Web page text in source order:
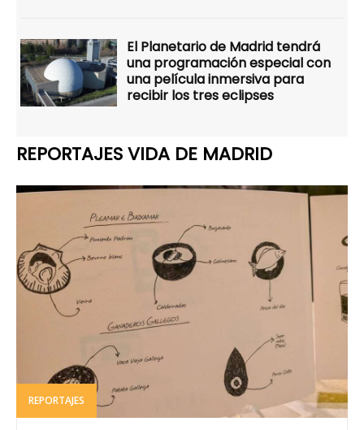
El Planetario de Madrid tendrá
una programación especial con
una película inmersiva para
recibir los tres eclipses
REPORTAJES VIDA DE MADRID
REPORTAJES